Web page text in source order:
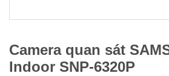
Camera quan sát
Indoor SNP-6320P